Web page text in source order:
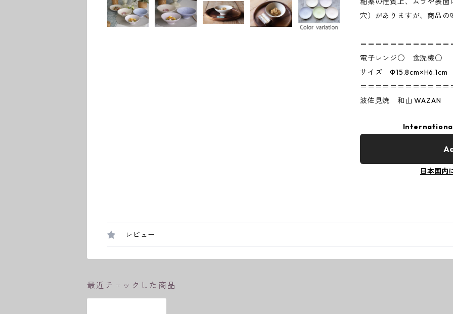
穴）がありますが、商品
＝＝＝＝＝＝＝＝＝＝＝＝
電子レンジ○ 食洗機○
サイズ Φ15.8cm×H6.1cm
＝＝＝＝＝＝＝＝＝＝＝＝
波佐見焼 和山 WAZAN
日本国内
レビュー
最近チェックした商品